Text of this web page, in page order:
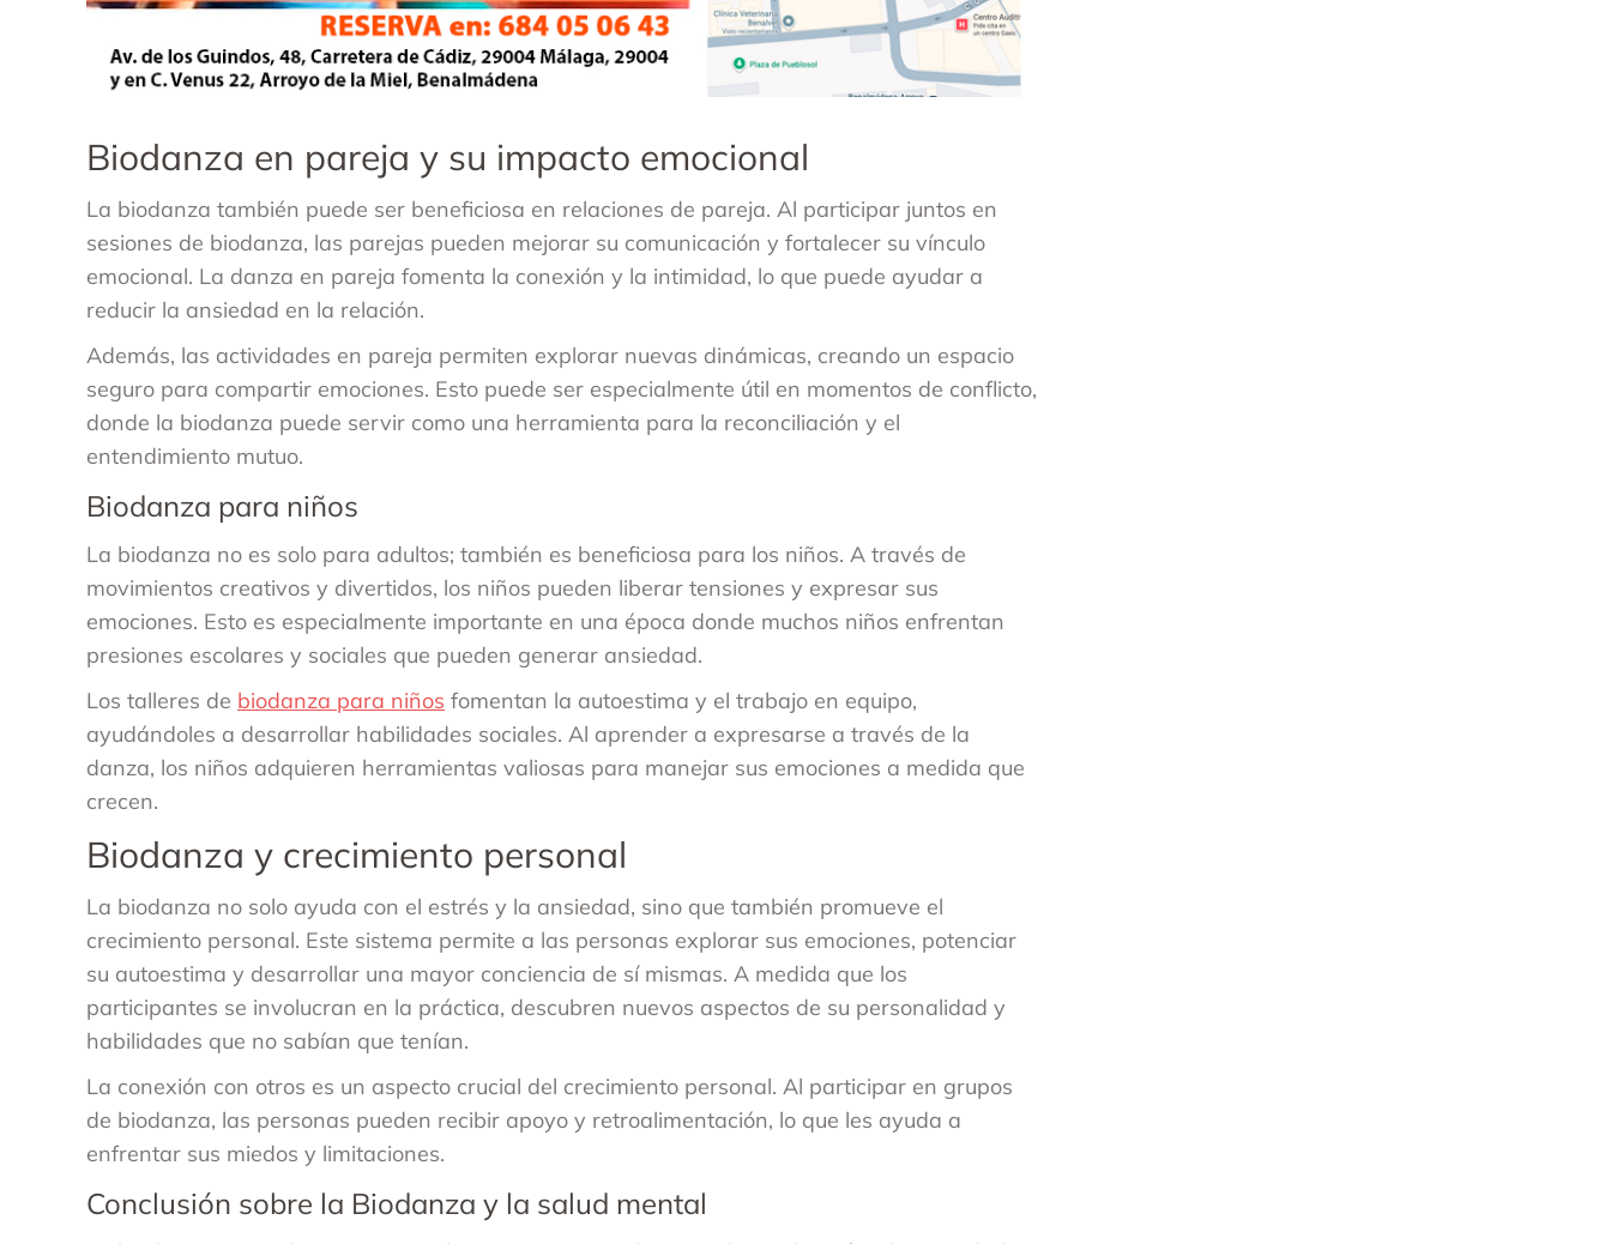
Biodanza en pareja y su impacto emocional
La biodanza también puede ser beneficiosa en relaciones de pareja. Al participar juntos en
sesiones de biodanza, las parejas pueden mejorar su comunicación y fortalecer su vínculo
emocional. La danza en pareja fomenta la conexión y la intimidad, lo que puede ayudar a
reducir la ansiedad en la relación.
Además, las actividades en pareja permiten explorar nuevas dinámicas, creando un espacio
seguro para compartir emociones. Esto puede ser especialmente útil en momentos de conflicto,
donde la biodanza puede servir como una herramienta para la reconciliación y el
entendimiento mutuo.
Biodanza para niños
La biodanza no es solo para adultos; también es beneficiosa para los niños. A través de
movimientos creativos y divertidos, los niños pueden liberar tensiones y expresar sus
emociones. Esto es especialmente importante en una época donde muchos niños enfrentan
presiones escolares y sociales que pueden generar ansiedad.
Los talleres de biodanza para niños fomentan la autoestima y el trabajo en equipo,
ayudándoles a desarrollar habilidades sociales. Al aprender a expresarse a través de la
danza, los niños adquieren herramientas valiosas para manejar sus emociones a medida que
crecen.
Biodanza y crecimiento personal
La biodanza no solo ayuda con el estrés y la ansiedad, sino que también promueve el
crecimiento personal. Este sistema permite a las personas explorar sus emociones, potenciar
su autoestima y desarrollar una mayor conciencia de sí mismas. A medida que los
participantes se involucran en la práctica, descubren nuevos aspectos de su personalidad y
habilidades que no sabían que tenían.
La conexión con otros es un aspecto crucial del crecimiento personal. Al participar en grupos
de biodanza, las personas pueden recibir apoyo y retroalimentación, lo que les ayuda a
enfrentar sus miedos y limitaciones.
Conclusión sobre la Biodanza y la salud mental